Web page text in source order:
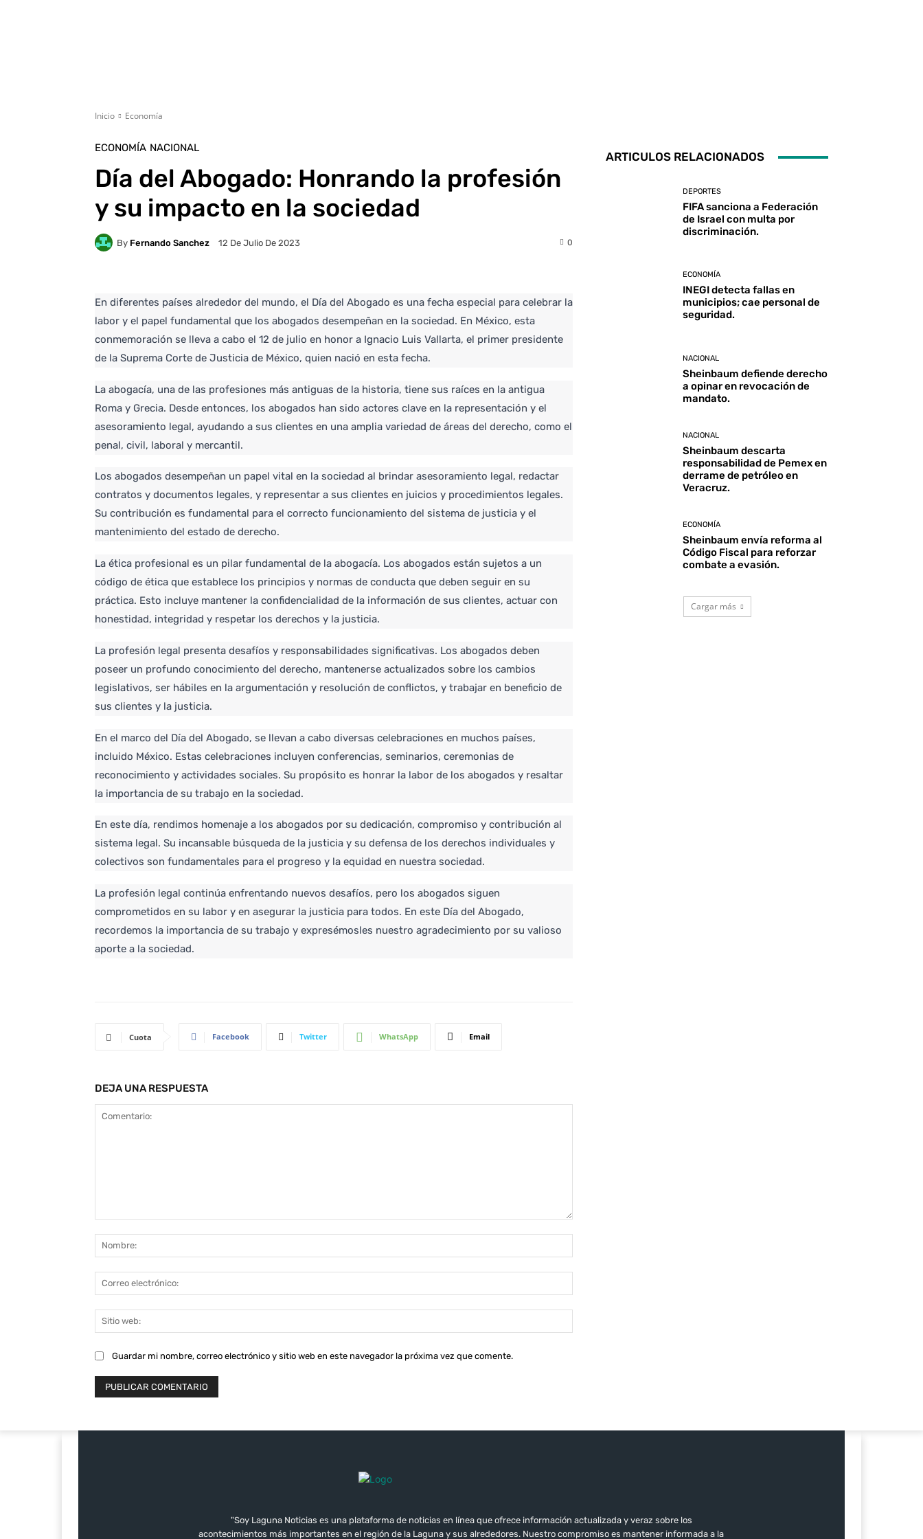
Inicio Economía
ECONOMÍA NACIONAL
Día del Abogado: Honrando la profesión
y su impacto en la sociedad
By Fernando Sanchez 12 De Julio De 2023 0
En diferentes países alrededor del mundo, el Día del Abogado es una fecha especial para celebrar la
labor y el papel fundamental que los abogados desempeñan en la sociedad. En México, esta
conmemoración se lleva a cabo el 12 de julio en honor a Ignacio Luis Vallarta, el primer presidente
de la Suprema Corte de Justicia de México, quien nació en esta fecha.
La abogacía, una de las profesiones más antiguas de la historia, tiene sus raíces en la antigua
Roma y Grecia. Desde entonces, los abogados han sido actores clave en la representación y el
asesoramiento legal, ayudando a sus clientes en una amplia variedad de áreas del derecho, como el
penal, civil, laboral y mercantil.
Los abogados desempeñan un papel vital en la sociedad al brindar asesoramiento legal, redactar
contratos y documentos legales, y representar a sus clientes en juicios y procedimientos legales.
Su contribución es fundamental para el correcto funcionamiento del sistema de justicia y el
mantenimiento del estado de derecho.
La ética profesional es un pilar fundamental de la abogacía. Los abogados están sujetos a un
código de ética que establece los principios y normas de conducta que deben seguir en su
práctica. Esto incluye mantener la confidencialidad de la información de sus clientes, actuar con
honestidad, integridad y respetar los derechos y la justicia.
La profesión legal presenta desafíos y responsabilidades significativas. Los abogados deben
poseer un profundo conocimiento del derecho, mantenerse actualizados sobre los cambios
legislativos, ser hábiles en la argumentación y resolución de conflictos, y trabajar en beneficio de
sus clientes y la justicia.
En el marco del Día del Abogado, se llevan a cabo diversas celebraciones en muchos países,
incluido México. Estas celebraciones incluyen conferencias, seminarios, ceremonias de
reconocimiento y actividades sociales. Su propósito es honrar la labor de los abogados y resaltar
la importancia de su trabajo en la sociedad.
En este día, rendimos homenaje a los abogados por su dedicación, compromiso y contribución al
sistema legal. Su incansable búsqueda de la justicia y su defensa de los derechos individuales y
colectivos son fundamentales para el progreso y la equidad en nuestra sociedad.
La profesión legal continúa enfrentando nuevos desafíos, pero los abogados siguen
comprometidos en su labor y en asegurar la justicia para todos. En este Día del Abogado,
recordemos la importancia de su trabajo y expresémosles nuestro agradecimiento por su valioso
aporte a la sociedad.
Cuota Facebook Twitter WhatsApp Email
DEJA UNA RESPUESTA
electrónico:
web:
Guardar mi nombre, correo electrónico y sitio web en este navegador la próxima vez que comente.
ARTICULOS RELACIONADOS
DEPORTES
FIFA sanciona a Federación
de Israel con multa por
discriminación.
ECONOMÍA
INEGI detecta fallas en
municipios; cae personal de
seguridad.
NACIONAL
Sheinbaum defiende derecho
a opinar en revocación de
mandato.
NACIONAL
Sheinbaum descarta
responsabilidad de Pemex en
derrame de petróleo en
Veracruz.
ECONOMÍA
Sheinbaum envía reforma al
Código Fiscal para reforzar
combate a evasión.
Cargar más
"Soy Laguna Noticias es una plataforma de noticias en línea que ofrece información actualizada y veraz sobre los
acontecimientos más importantes en el región de la Laguna y sus alrededores. Nuestro compromiso es mantener informada a la